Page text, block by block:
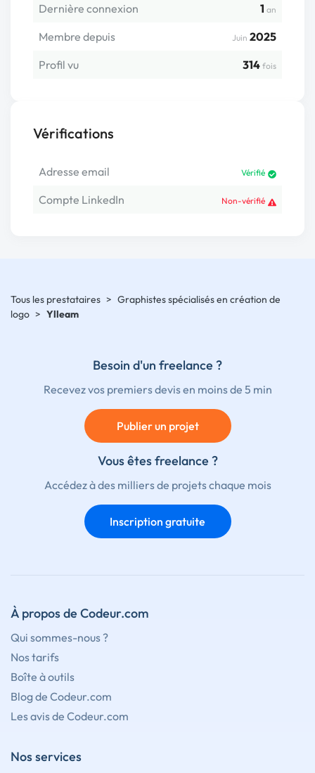
Dernière connexion 1 an
Membre depuis Juin 2025
Profil vu
314 fois
Vérifications
Adresse email Vérifié
Compte LinkedIn Non-vérifié
Tous les prestataires > Graphistes spécialisés en création de
logo > Ylleam
Besoin d'un freelance ?
Recevez vos premiers devis en moins de 5 min
Publier un projet
Vous êtes freelance ?
Accédez à des milliers de projets chaque mois
Inscription gratuite
À propos de Codeur.com
Qui sommes-nous ?
Nos tarifs
Boîte à outils
Blog de Codeur.com
Les avis de Codeur.com
Nos services